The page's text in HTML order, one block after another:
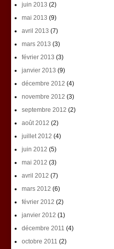
juin 2013 (2)
mai 2013 (9)
avril 2013 (7)
mars 2013 (3)
février 2013 (3)
janvier 2013 (9)
décembre 2012 (4)
novembre 2012 (3)
septembre 2012 (2)
août 2012 (2)
juillet 2012 (4)
juin 2012 (5)
mai 2012 (3)
avril 2012 (7)
mars 2012 (6)
février 2012 (2)
janvier 2012 (1)
décembre 2011 (4)
octobre 2011 (2)